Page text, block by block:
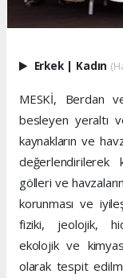
Erkek | Kadın
MESKİ, Berdan
besleyen yeraltı
kaynakların ve
değerlendirilerek
gölleri ve
korunması ve
fiziki, jeolojik,
ekolojik ve
olarak tespit